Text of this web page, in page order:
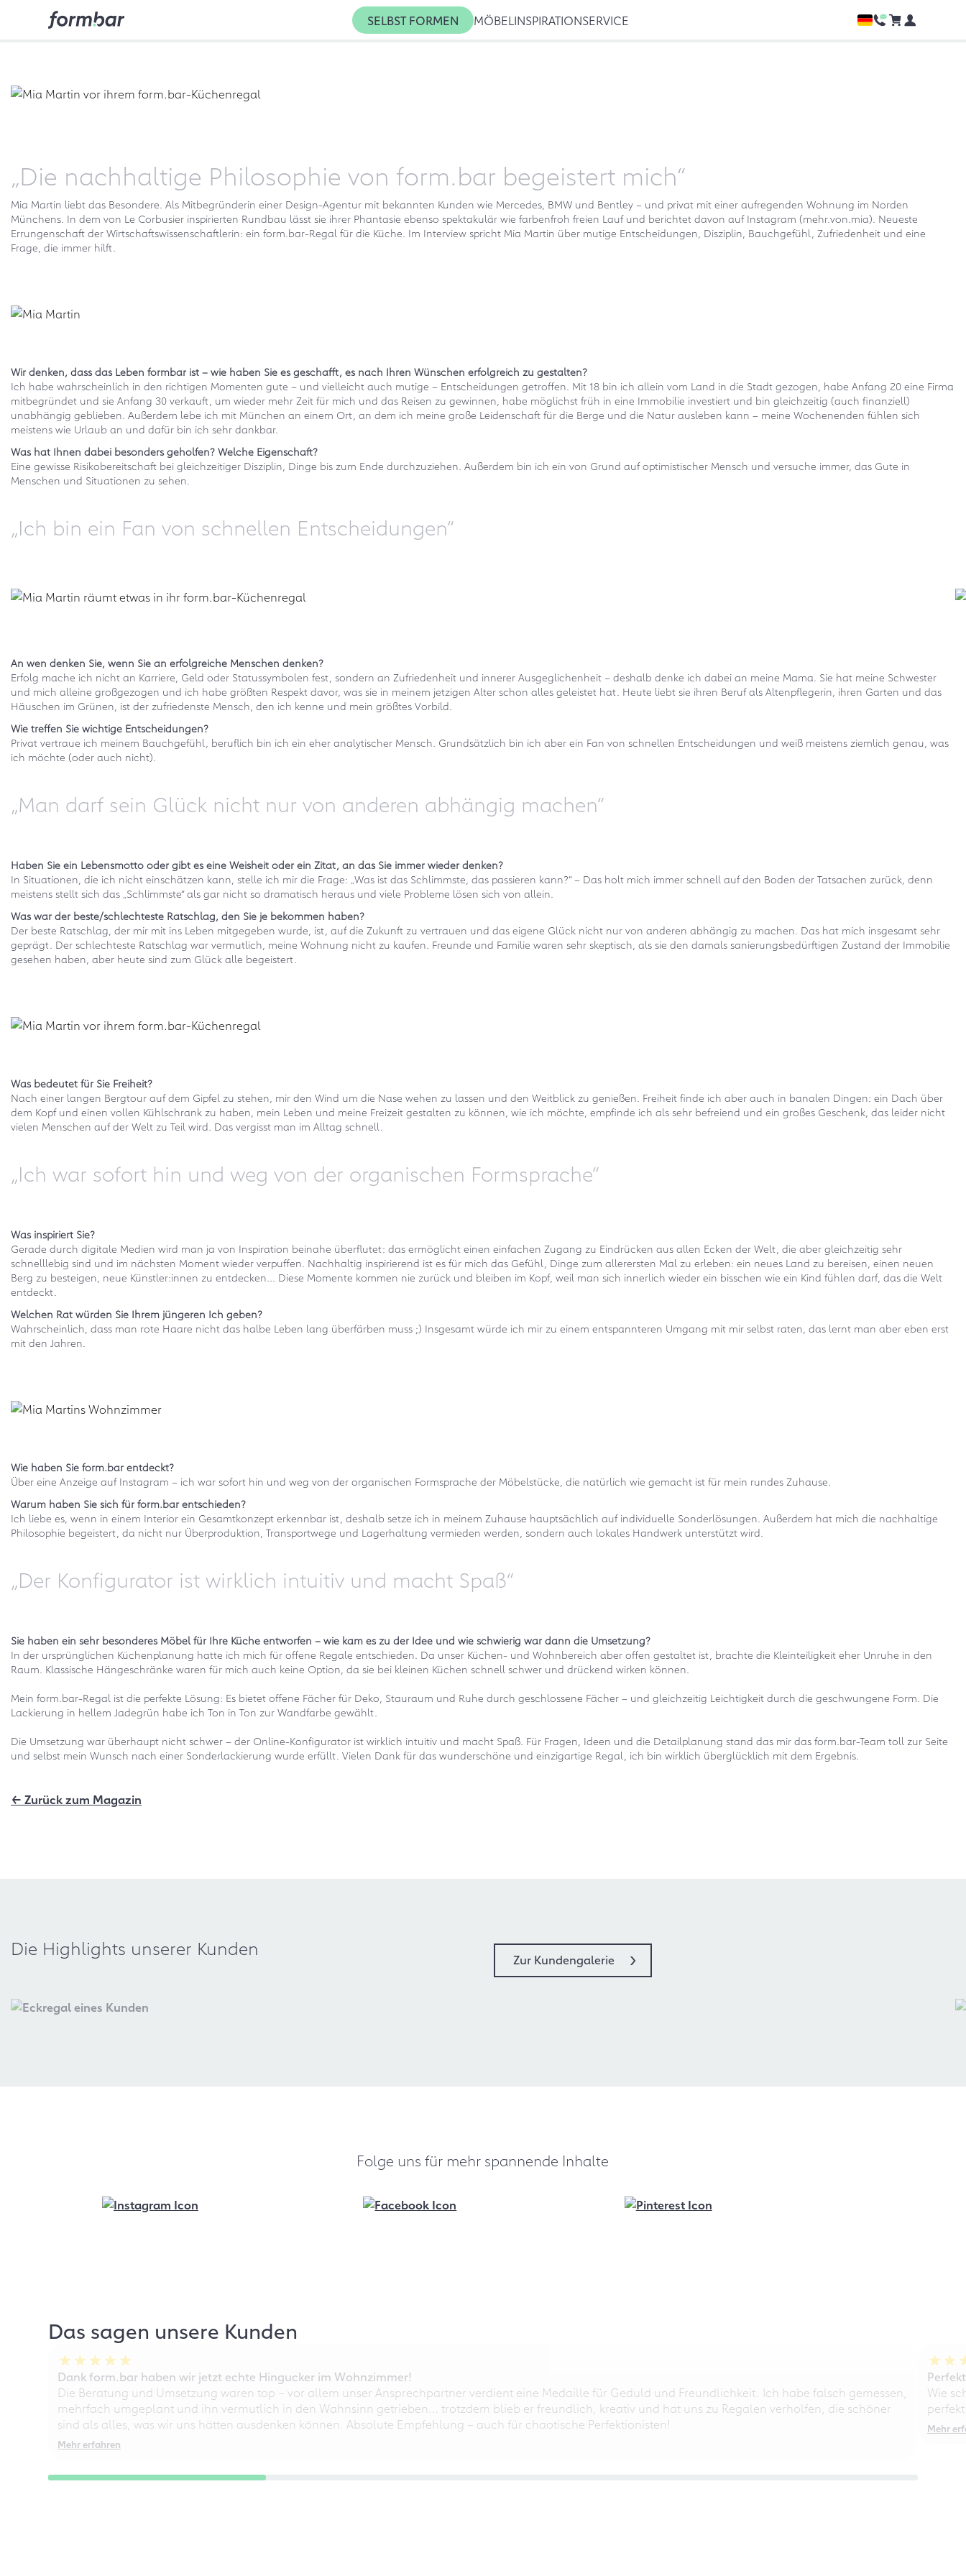
SELBST FORMEN MÖBEL INSPIRATIONSERVICE
„Die nachhaltige Philosophie von form.bar begeistert mich“
Mia Martin liebt das Besondere. Als Mitbegründerin einer Design-Agentur mit bekannten Kunden wie Mercedes, BMW und Bentley – und privat mit einer aufregenden Wohnung im Norden
Münchens. In dem von Le Corbusier inspirierten Rundbau lässt sie ihrer Phantasie ebenso spektakulär wie farbenfroh freien Lauf und berichtet davon auf Instagram (mehr.von.mia). Neueste
Errungenschaft der Wirtschaftswissenschaftlerin: ein form.bar-Regal für die Küche. Im Interview spricht Mia Martin über mutige Entscheidungen, Disziplin, Bauchgefühl, Zufriedenheit und eine
Frage, die immer hilft.
Wir denken, dass das Leben formbar ist – wie haben Sie es geschafft, es nach Ihren Wünschen erfolgreich zu gestalten?
Ich habe wahrscheinlich in den richtigen Momenten gute – und vielleicht auch mutige – Entscheidungen getroffen. Mit 18 bin ich allein vom Land in die Stadt gezogen, habe Anfang 20 eine Firma
mitbegründet und sie Anfang 30 verkauft, um wieder mehr Zeit für mich und das Reisen zu gewinnen, habe möglichst früh in eine Immobilie investiert und bin gleichzeitig (auch finanziell)
unabhängig geblieben. Außerdem lebe ich mit München an einem Ort, an dem ich meine große Leidenschaft für die Berge und die Natur ausleben kann – meine Wochenenden fühlen sich
meistens wie Urlaub an und dafür bin ich sehr dankbar.
Was hat Ihnen dabei besonders geholfen? Welche Eigenschaft?
Eine gewisse Risikobereitschaft bei gleichzeitiger Disziplin, Dinge bis zum Ende durchzuziehen. Außerdem bin ich ein von Grund auf optimistischer Mensch und versuche immer, das Gute in
Menschen und Situationen zu sehen.
„Ich bin ein Fan von schnellen Entscheidungen“
An wen denken Sie, wenn Sie an erfolgreiche Menschen denken?
Erfolg mache ich nicht an Karriere, Geld oder Statussymbolen fest, sondern an Zufriedenheit und innerer Ausgeglichenheit – deshalb denke ich dabei an meine Mama. Sie hat meine Schwester
und mich alleine großgezogen und ich habe größten Respekt davor, was sie in meinem jetzigen Alter schon alles geleistet hat. Heute liebt sie ihren Beruf als Altenpflegerin, ihren Garten und das
Häuschen im Grünen, ist der zufriedenste Mensch, den ich kenne und mein größtes Vorbild.
Wie treffen Sie wichtige Entscheidungen?
Privat vertraue ich meinem Bauchgefühl, beruflich bin ich ein eher analytischer Mensch. Grundsätzlich bin ich aber ein Fan von schnellen Entscheidungen und weiß meistens ziemlich genau, was
ich möchte (oder auch nicht).
„Man darf sein Glück nicht nur von anderen abhängig machen“
Haben Sie ein Lebensmotto oder gibt es eine Weisheit oder ein Zitat, an das Sie immer wieder denken?
In Situationen, die ich nicht einschätzen kann, stelle ich mir die Frage: „Was ist das Schlimmste, das passieren kann?“ – Das holt mich immer schnell auf den Boden der Tatsachen zurück, denn
meistens stellt sich das „Schlimmste“ als gar nicht so dramatisch heraus und viele Probleme lösen sich von allein.
Was war der beste/schlechteste Ratschlag, den Sie je bekommen haben?
Der beste Ratschlag, der mir mit ins Leben mitgegeben wurde, ist, auf die Zukunft zu vertrauen und das eigene Glück nicht nur von anderen abhängig zu machen. Das hat mich insgesamt sehr
geprägt. Der schlechteste Ratschlag war vermutlich, meine Wohnung nicht zu kaufen. Freunde und Familie waren sehr skeptisch, als sie den damals sanierungsbedürftigen Zustand der Immobilie
gesehen haben, aber heute sind zum Glück alle begeistert.
Was bedeutet für Sie Freiheit?
Nach einer langen Bergtour auf dem Gipfel zu stehen, mir den Wind um die Nase wehen zu lassen und den Weitblick zu genießen. Freiheit finde ich aber auch in banalen Dingen: ein Dach über
dem Kopf und einen vollen Kühlschrank zu haben, mein Leben und meine Freizeit gestalten zu können, wie ich möchte, empfinde ich als sehr befreiend und ein großes Geschenk, das leider nicht
vielen Menschen auf der Welt zu Teil wird. Das vergisst man im Alltag schnell.
„Ich war sofort hin und weg von der organischen Formsprache“
Was inspiriert Sie?
Gerade durch digitale Medien wird man ja von Inspiration beinahe überflutet: das ermöglicht einen einfachen Zugang zu Eindrücken aus allen Ecken der Welt, die aber gleichzeitig sehr
schnelllebig sind und im nächsten Moment wieder verpuffen. Nachhaltig inspirierend ist es für mich das Gefühl, Dinge zum allerersten Mal zu erleben: ein neues Land zu bereisen, einen neuen
Berg zu besteigen, neue Künstler:innen zu entdecken… Diese Momente kommen nie zurück und bleiben im Kopf, weil man sich innerlich wieder ein bisschen wie ein Kind fühlen darf, das die Welt
entdeckt.
Welchen Rat würden Sie Ihrem jüngeren Ich geben?
Wahrscheinlich, dass man rote Haare nicht das halbe Leben lang überfärben muss ;) Insgesamt würde ich mir zu einem entspannteren Umgang mit mir selbst raten, das lernt man aber eben erst
mit den Jahren.
Wie haben Sie form.bar entdeckt?
Über eine Anzeige auf Instagram – ich war sofort hin und weg von der organischen Formsprache der Möbelstücke, die natürlich wie gemacht ist für mein rundes Zuhause.
Warum haben Sie sich für form.bar entschieden?
Ich liebe es, wenn in einem Interior ein Gesamtkonzept erkennbar ist, deshalb setze ich in meinem Zuhause hauptsächlich auf individuelle Sonderlösungen. Außerdem hat mich die nachhaltige
Philosophie begeistert, da nicht nur Überproduktion, Transportwege und Lagerhaltung vermieden werden, sondern auch lokales Handwerk unterstützt wird.
„Der Konfigurator ist wirklich intuitiv und macht Spaß“
Sie haben ein sehr besonderes Möbel für Ihre Küche entworfen – wie kam es zu der Idee und wie schwierig war dann die Umsetzung?
In der ursprünglichen Küchenplanung hatte ich mich für offene Regale entschieden. Da unser Küchen- und Wohnbereich aber offen gestaltet ist, brachte die Kleinteiligkeit eher Unruhe in den
Raum. Klassische Hängeschränke waren für mich auch keine Option, da sie bei kleinen Küchen schnell schwer und drückend wirken können.
Mein form.bar-Regal ist die perfekte Lösung: Es bietet offene Fächer für Deko, Stauraum und Ruhe durch geschlossene Fächer – und gleichzeitig Leichtigkeit durch die geschwungene Form. Die
Lackierung in hellem Jadegrün habe ich Ton in Ton zur Wandfarbe gewählt.
Die Umsetzung war überhaupt nicht schwer – der Online-Konfigurator ist wirklich intuitiv und macht Spaß. Für Fragen, Ideen und die Detailplanung stand das mir das form.bar-Team toll zur Seite
und selbst mein Wunsch nach einer Sonderlackierung wurde erfüllt. Vielen Dank für das wunderschöne und einzigartige Regal, ich bin wirklich überglücklich mit dem Ergebnis.
← Zurück zum Magazin
Die Highlights unserer Kunden Zur Kundengalerie
Folge uns für mehr spannende Inhalte
Das sagen unsere Kunden
Dank form.bar haben wir jetzt echte Hingucker im Wohnzimmer!
Die Beratung und Umsetzung waren top – vor allem unser Ansprechpartner verdient eine Medaille für Geduld und Freundlichkeit. Ich habe falsch gemessen,
mehrfach umgeplant und ihn vermutlich in den Wahnsinn getrieben… trotzdem blieb er freundlich, kreativ und hat uns zu Regalen verholfen, die schöner
sind als alles, was wir uns hätten ausdenken können. Absolute Empfehlung – auch für chaotische Perfektionisten!
Mehr erfahren
Wie
Mehr